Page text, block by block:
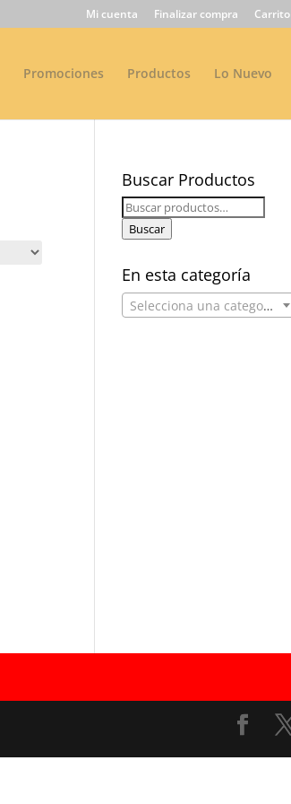
Mi cuenta Finalizar compra Carrito
Promociones Productos Lo Nuevo
Buscar Productos
Buscar
por:
Buscar
En esta categoría
Selecciona una categoría